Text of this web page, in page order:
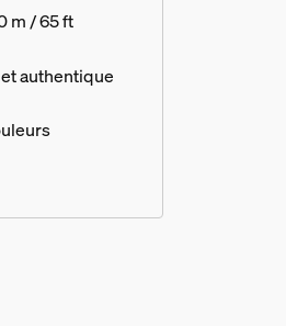
précis
m / 65 ft
authentique